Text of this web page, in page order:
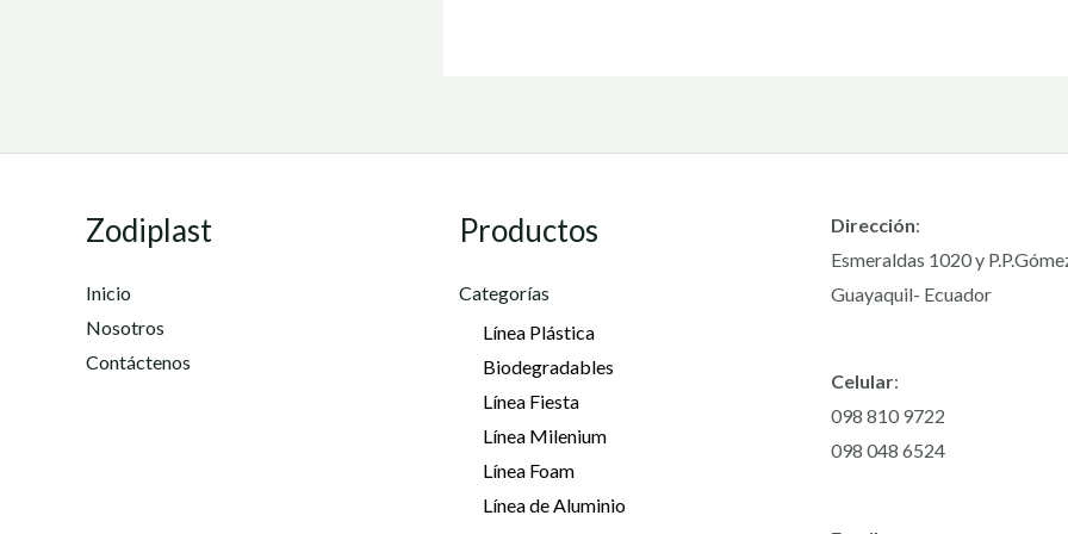
Zodiplast
Inicio
Nosotros
Contáctenos
Productos
Categorías
Línea Plástica
Biodegradables
Línea Fiesta
Línea Milenium
Línea Foam
Línea de Aluminio
Dirección:
Esmeraldas 1020 y
Guayaquil- Ecuador
Celular:
098 810 9722
098 048 6524